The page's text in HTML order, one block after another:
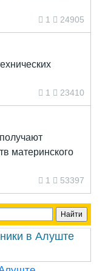
1 24905
1 23410
материнского
1 53397